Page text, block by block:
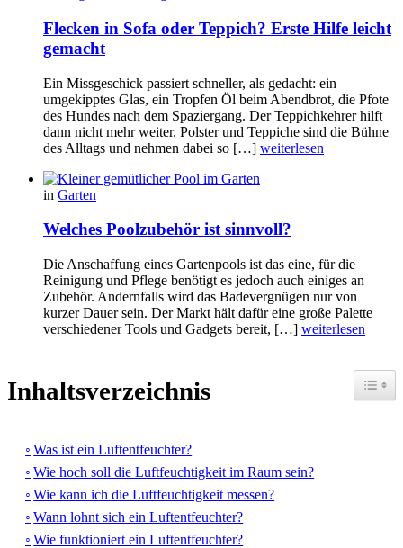
Flecken in Sofa oder Teppich? Erste Hilfe leicht
gemacht
Ein Missgeschick passiert schneller, als gedacht: ein
umgekipptes Glas, ein Tropfen Öl beim Abendbrot, die Pfote
des Hundes nach dem Spaziergang. Der Teppichkehrer hilft
dann nicht mehr weiter. Polster und Teppiche sind die Bühne
des Alltags und nehmen dabei so […] weiterlesen
in Garten
Welches Poolzubehör ist sinnvoll?
Die Anschaffung eines Gartenpools ist das eine, für die
Reinigung und Pflege benötigt es jedoch auch einiges an
Zubehör. Andernfalls wird das Badevergnügen nur von
kurzer Dauer sein. Der Markt hält dafür eine große Palette
verschiedener Tools und Gadgets bereit, […] weiterlesen
Inhaltsverzeichnis
Was ist ein Luftentfeuchter?
Wie hoch soll die Luftfeuchtigkeit im Raum sein?
Wie kann ich die Luftfeuchtigkeit messen?
Wann lohnt sich ein Luftentfeuchter?
Wie funktioniert ein Luftentfeuchter?